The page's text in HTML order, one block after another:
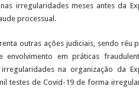
irregularidades meses antes da
processual.
outras ações judiciais, sendo réu
em práticas
na organização da
testes de Covid-19 de forma